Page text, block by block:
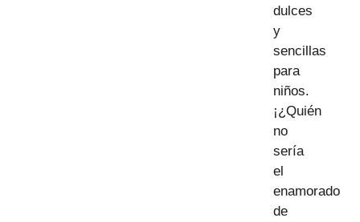
dulces
y
sencillas
para
niños.
¡¿Quién
no
sería
el
enamorado
de